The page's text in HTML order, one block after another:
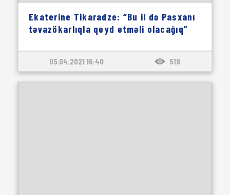
Ekaterine Tikaradze: “Bu il də Pasxanı
təvazökarlıqla qeyd etməli olacağıq”
05.04.2021 16:40 519